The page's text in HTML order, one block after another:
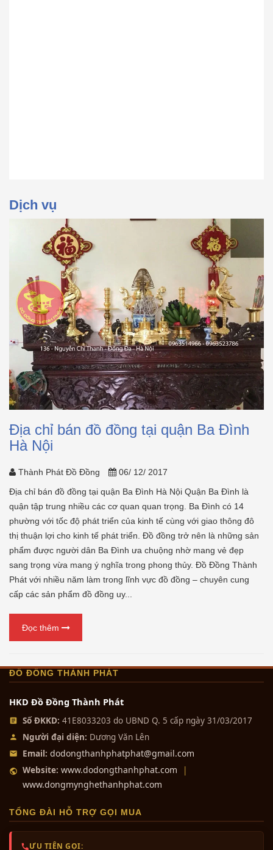
Dịch vụ
Địa chỉ bán đồ đồng tại quận Ba Đình
Hà Nội
Thành Phát Đồ Đồng
06/ 12/ 2017
Địa chỉ bán đồ đồng tại quận Ba Đình Hà Nội Quận Ba Đình là
quận tập trung nhiều các cơ quan quan trọng. Ba Đình có 14
phường với tốc độ phát triển của kinh tế cùng với giao thông đô
thị thuận lợi cho kinh tế phát triển. Đồ đồng trở nên là những sản
phẩm được người dân Ba Đình ưa chuộng nhờ mang vẻ đẹp
sang trọng vừa mang ý nghĩa trong phong thủy. Đồ Đồng Thành
Phát với nhiều năm làm trong lĩnh vực đồ đồng – chuyên cung
cấp các sản phẩm đồ đồng uy...
Đọc thêm
ĐỒ ĐỒNG THÀNH PHÁT
HKD Đồ Đồng Thành Phát
Số ĐKKD: 41E8033203 do UBND Q. 5 cấp ngày 31/03/2017
Người đại diện: Dương Văn Lên
Email: dodongthanhphatphat@gmail.com
Website: www.dodongthanhphat.com |
www.dongmynghethanhphat.com
TỔNG ĐÀI HỖ TRỢ GỌI MUA
ƯU TIÊN GỌI: